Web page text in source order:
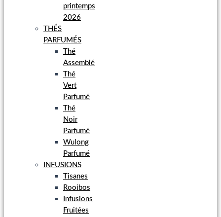
printemps
2026
THÉS
PARFUMÉS
Thé
Assemblé
Thé
Vert
Parfumé
Thé
Noir
Parfumé
Wulong
Parfumé
INFUSIONS
Tisanes
Rooibos
Infusions
Fruitées